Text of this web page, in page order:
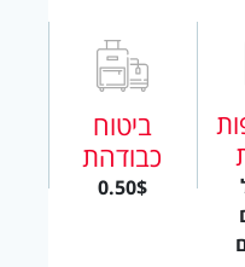
ביטוח
כבודהת
0.50$